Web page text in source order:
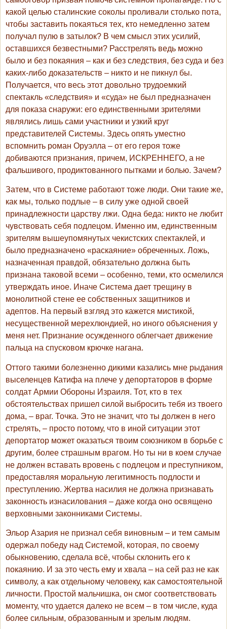
какой целью сталинские соколы проливали столько пота,
чтобы заставить покаяться тех, кто немедленно затем
получал пулю в затылок? В чем смысл этих усилий,
оставшихся безвестными? Расстрелять ведь можно
было и без покаяния – как и без следствия, без суда и без
каких-либо доказательств – никто и не пикнул бы.
Получается, что весь этот довольно трудоемкий
спектакль «следствия» и «суда» не был предназначен
для показа снаружи: его единственными зрителями
являлись лишь сами участники и узкий круг
представителей Системы. Здесь опять уместно
вспомнить роман Оруэлла – от его героя тоже
добиваются признания, причем, ИСКРЕННЕГО, а не
фальшивого, продиктованного пытками и болью. Зачем?
Затем, что в Системе работают тоже люди. Они такие же,
как мы, только подлые – в силу уже одной своей
принадлежности царству лжи. Одна беда: никто не любит
чувствовать себя подлецом. Именно им, единственным
зрителям вышеупомянутых чекистских спектаклей, и
было предназначено «раскаяние» обреченных. Ложь,
назначенная правдой, обязательно должна быть
признана таковой всеми – особенно, теми, кто осмелился
утверждать иное. Иначе Система дает трещину в
монолитной стене ее собственных защитников и
адептов. На первый взгляд это кажется мистикой,
несущественной мерехлюндией, но иного объяснения у
меня нет. Признание осужденного облегчает движение
пальца на спусковом крючке нагана.
Оттого такими болезненно дикими казались мне рыдания
выселенцев Катифа на плече у депортаторов в форме
солдат Армии Обороны Израиля. Тот, кто в тех
обстоятельствах пришел силой выбросить тебя из твоего
дома, – враг. Точка. Это не значит, что ты должен в него
стрелять, – просто потому, что в иной ситуации этот
депортатор может оказаться твоим союзником в борьбе с
другим, более страшным врагом. Но ты ни в коем случае
не должен вставать вровень с подлецом и преступником,
предоставляя моральную легитимность подлости и
преступлению. Жертва насилия не должна признавать
законность изнасилования – даже когда оно освящено
верховными законниками Системы.
Эльор Азария не признал себя виновным – и тем самым
одержал победу над Системой, которая, по своему
обыкновению, сделала всё, чтобы склонить его к
покаянию. И за это честь ему и хвала – на сей раз не как
символу, а как отдельному человеку, как самостоятельной
личности. Простой мальчишка, он смог соответствовать
моменту, что удается далеко не всем – в том числе, куда
более сильным, образованным и зрелым людям.